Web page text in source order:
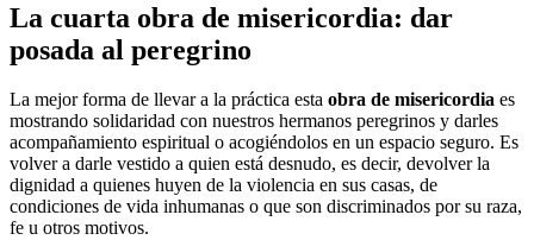
La cuarta obra de misericordia: dar
posada al peregrino
La mejor forma de llevar a la práctica esta obra de misericordia es
mostrando solidaridad con nuestros hermanos peregrinos y darles
acompañamiento espiritual o acogiéndolos en un espacio seguro. Es
volver a darle vestido a quien está desnudo, es decir, devolver la
dignidad a quienes huyen de la violencia en sus casas, de
condiciones de vida inhumanas o que son discriminados por su raza,
fe u otros motivos.